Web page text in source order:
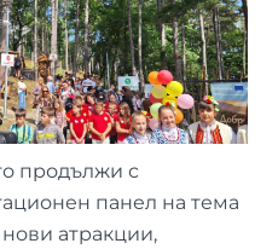
продължи с
панел на тема
атракции,